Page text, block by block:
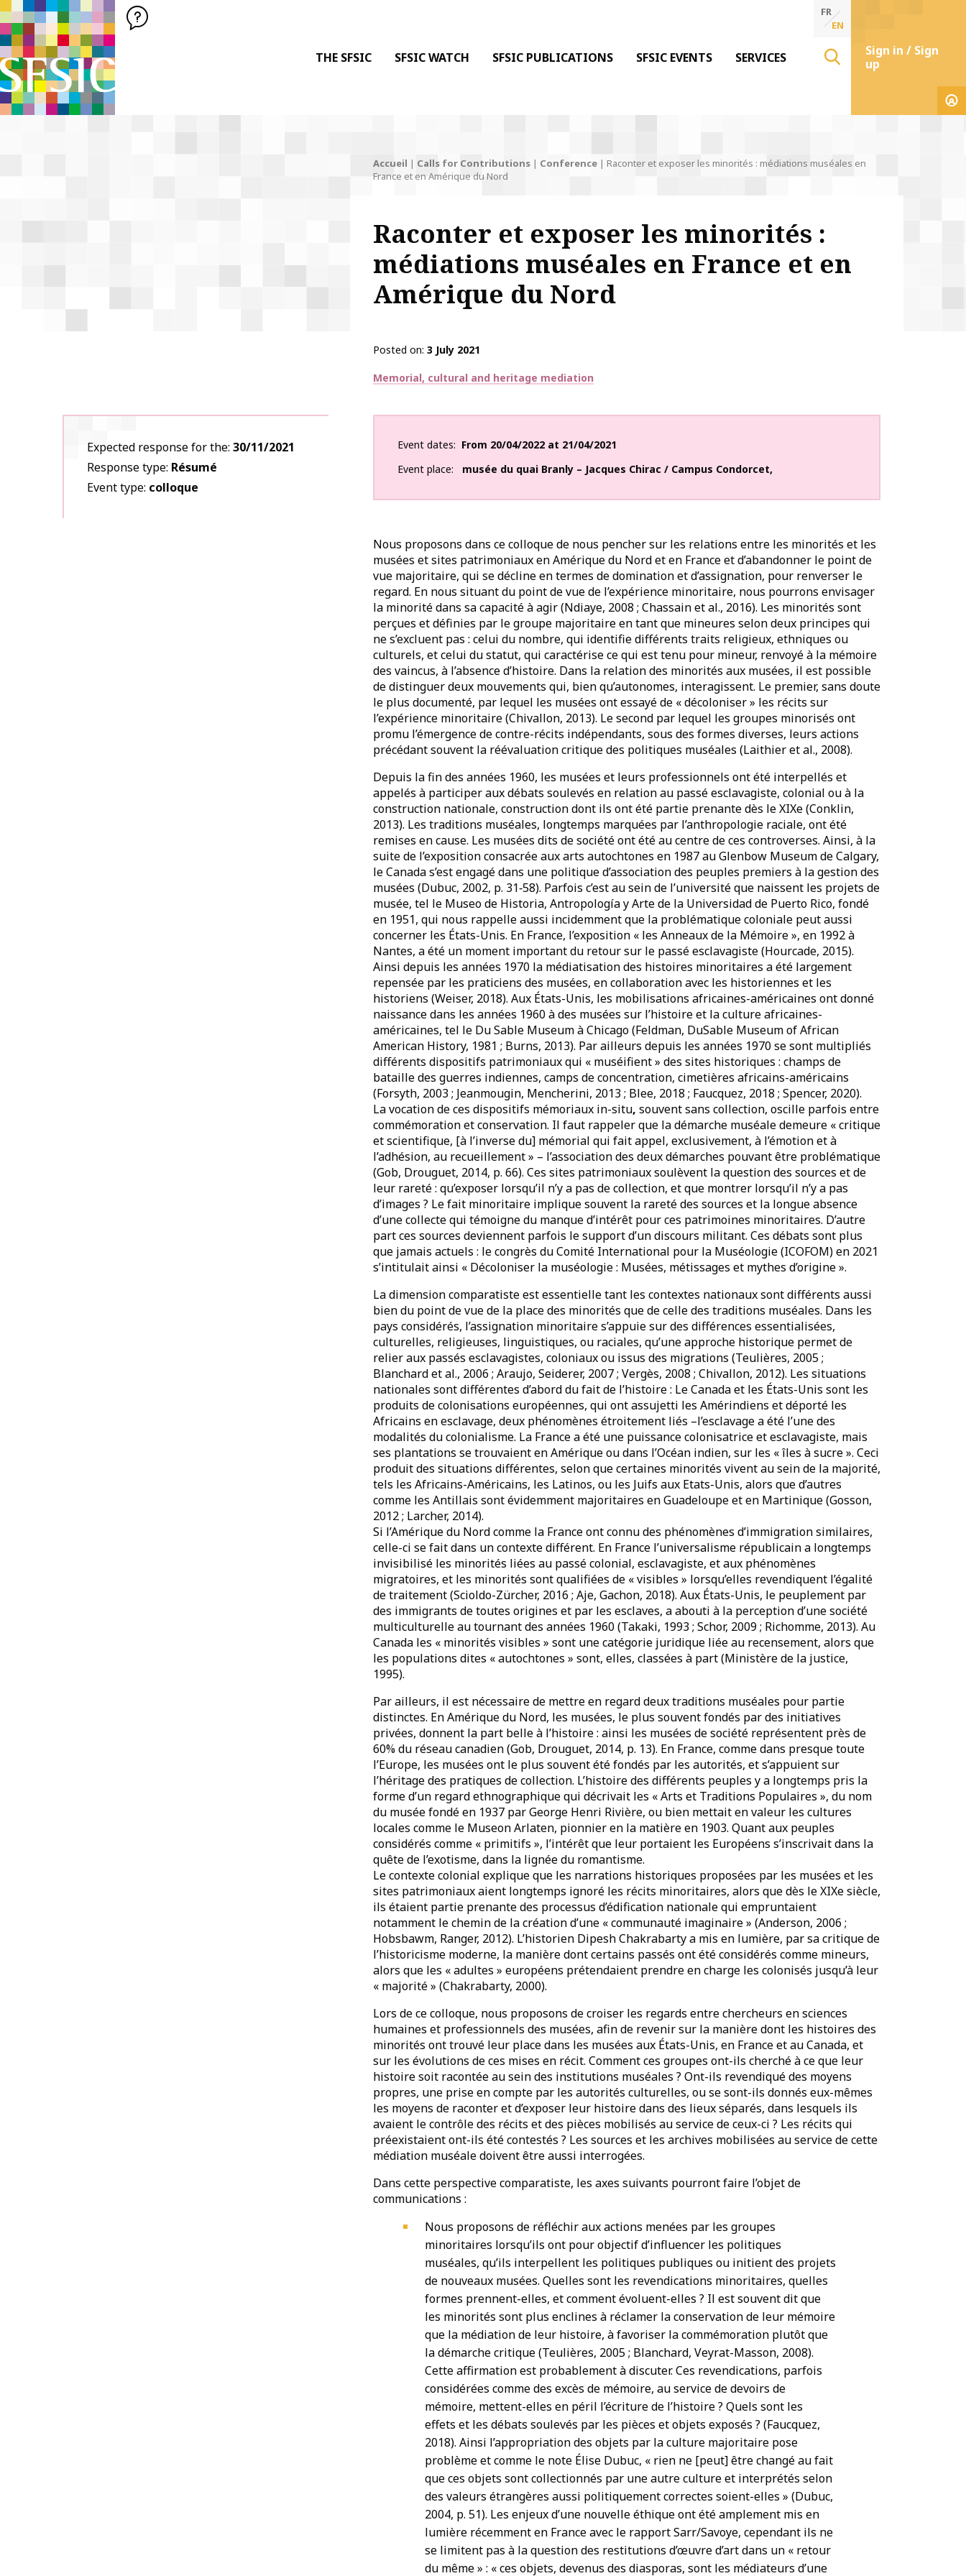
SFSIC SOCIÉTÉ FRANÇAISE DES SCIENCES DE L'INFORMATION & DE LA COMMUNICATION
Société Française des Sciences de l'Information & de la Communication
THE SFSIC SFSIC WATCH SFSIC PUBLICATIONS SFSIC EVENTS SERVICES
FR
EN
Sign in / Sign
up
Accueil | Calls for Contributions| Conference| Raconter et exposer les minorités : médiations muséales en
France et en Amérique du Nord
Raconter et exposer les minorités :
médiations muséales en France et en
Amérique du Nord
Posted on 3 July 2021
Thématiques
Memorial, cultural and heritage mediation
Expected response for the 30/11/2021
Response type Résumé
Event type colloque
Event dates From 20/04/2022 at 21/04/2021
Event place
musée du quai Branly – Jacques Chirac / Campus Condorcet,
Nous proposons dans ce colloque de nous pencher sur les relations entre les minorités et les
musées et sites patrimoniaux en Amérique du Nord et en France et d’abandonner le point de
vue majoritaire, qui se décline en termes de domination et d’assignation, pour renverser le
regard. En nous situant du point de vue de l’expérience minoritaire, nous pourrons envisager
la minorité dans sa capacité à agir (Ndiaye, 2008 ; Chassain et al., 2016). Les minorités sont
perçues et définies par le groupe majoritaire en tant que mineures selon deux principes qui
ne s’excluent pas : celui du nombre, qui identifie différents traits religieux, ethniques ou
culturels, et celui du statut, qui caractérise ce qui est tenu pour mineur, renvoyé à la mémoire
des vaincus, à l’absence d’histoire. Dans la relation des minorités aux musées, il est possible
de distinguer deux mouvements qui, bien qu’autonomes, interagissent. Le premier, sans doute
le plus documenté, par lequel les musées ont essayé de « décoloniser » les récits sur
l’expérience minoritaire (Chivallon, 2013). Le second par lequel les groupes minorisés ont
promu l’émergence de contre-récits indépendants, sous des formes diverses, leurs actions
précédant souvent la réévaluation critique des politiques muséales (Laithier et al., 2008).
Depuis la fin des années 1960, les musées et leurs professionnels ont été interpellés et
appelés à participer aux débats soulevés en relation au passé esclavagiste, colonial ou à la
construction nationale, construction dont ils ont été partie prenante dès le XIXe (Conklin,
2013). Les traditions muséales, longtemps marquées par l’anthropologie raciale, ont été
remises en cause. Les musées dits de société ont été au centre de ces controverses. Ainsi, à la
suite de l’exposition consacrée aux arts autochtones en 1987 au Glenbow Museum de Calgary,
le Canada s’est engagé dans une politique d’association des peuples premiers à la gestion des
musées (Dubuc, 2002, p. 31‑58). Parfois c’est au sein de l’université que naissent les projets de
musée, tel le Museo de Historia, Antropología y Arte de la Universidad de Puerto Rico, fondé
en 1951, qui nous rappelle aussi incidemment que la problématique coloniale peut aussi
concerner les États-Unis. En France, l’exposition « les Anneaux de la Mémoire », en 1992 à
Nantes, a été un moment important du retour sur le passé esclavagiste (Hourcade, 2015).
Ainsi depuis les années 1970 la médiatisation des histoires minoritaires a été largement
repensée par les praticiens des musées, en collaboration avec les historiennes et les
historiens (Weiser, 2018). Aux États-Unis, les mobilisations africaines-américaines ont donné
naissance dans les années 1960 à des musées sur l’histoire et la culture africaines-
américaines, tel le Du Sable Museum à Chicago (Feldman, DuSable Museum of African
American History, 1981 ; Burns, 2013). Par ailleurs depuis les années 1970 se sont multipliés
différents dispositifs patrimoniaux qui « muséifient » des sites historiques : champs de
bataille des guerres indiennes, camps de concentration, cimetières africains-américains
(Forsyth, 2003 ; Jeanmougin, Mencherini, 2013 ; Blee, 2018 ; Faucquez, 2018 ; Spencer, 2020).
La vocation de ces dispositifs mémoriaux in-situ, souvent sans collection, oscille parfois entre
commémoration et conservation. Il faut rappeler que la démarche muséale demeure « critique
et scientifique, [à l’inverse du] mémorial qui fait appel, exclusivement, à l’émotion et à
l’adhésion, au recueillement » – l’association des deux démarches pouvant être problématique
(Gob, Drouguet, 2014, p. 66). Ces sites patrimoniaux soulèvent la question des sources et de
leur rareté : qu’exposer lorsqu’il n’y a pas de collection, et que montrer lorsqu’il n’y a pas
d’images ? Le fait minoritaire implique souvent la rareté des sources et la longue absence
d’une collecte qui témoigne du manque d’intérêt pour ces patrimoines minoritaires. D’autre
part ces sources deviennent parfois le support d’un discours militant. Ces débats sont plus
que jamais actuels : le congrès du Comité International pour la Muséologie (ICOFOM) en 2021
s’intitulait ainsi « Décoloniser la muséologie : Musées, métissages et mythes d’origine ».
La dimension comparatiste est essentielle tant les contextes nationaux sont différents aussi
bien du point de vue de la place des minorités que de celle des traditions muséales. Dans les
pays considérés, l’assignation minoritaire s’appuie sur des différences essentialisées,
culturelles, religieuses, linguistiques, ou raciales, qu’une approche historique permet de
relier aux passés esclavagistes, coloniaux ou issus des migrations (Teulières, 2005 ;
Blanchard et al., 2006 ; Araujo, Seiderer, 2007 ; Vergès, 2008 ; Chivallon, 2012). Les situations
nationales sont différentes d’abord du fait de l’histoire : Le Canada et les États-Unis sont les
produits de colonisations européennes, qui ont assujetti les Amérindiens et déporté les
Africains en esclavage, deux phénomènes étroitement liés –l’esclavage a été l’une des
modalités du colonialisme. La France a été une puissance colonisatrice et esclavagiste, mais
ses plantations se trouvaient en Amérique ou dans l’Océan indien, sur les « îles à sucre ». Ceci
produit des situations différentes, selon que certaines minorités vivent au sein de la majorité,
tels les Africains-Américains, les Latinos, ou les Juifs aux Etats-Unis, alors que d’autres
comme les Antillais sont évidemment majoritaires en Guadeloupe et en Martinique (Gosson,
2012 ; Larcher, 2014).
Si l’Amérique du Nord comme la France ont connu des phénomènes d’immigration similaires,
celle-ci se fait dans un contexte différent. En France l’universalisme républicain a longtemps
invisibilisé les minorités liées au passé colonial, esclavagiste, et aux phénomènes
migratoires, et les minorités sont qualifiées de « visibles » lorsqu’elles revendiquent l’égalité
de traitement (Scioldo-Zürcher, 2016 ; Aje, Gachon, 2018). Aux États-Unis, le peuplement par
des immigrants de toutes origines et par les esclaves, a abouti à la perception d’une société
multiculturelle au tournant des années 1960 (Takaki, 1993 ; Schor, 2009 ; Richomme, 2013). Au
Canada les « minorités visibles » sont une catégorie juridique liée au recensement, alors que
les populations dites « autochtones » sont, elles, classées à part (Ministère de la justice,
1995).
Par ailleurs, il est nécessaire de mettre en regard deux traditions muséales pour partie
distinctes. En Amérique du Nord, les musées, le plus souvent fondés par des initiatives
privées, donnent la part belle à l’histoire : ainsi les musées de société représentent près de
60% du réseau canadien (Gob, Drouguet, 2014, p. 13). En France, comme dans presque toute
l’Europe, les musées ont le plus souvent été fondés par les autorités, et s’appuient sur
l’héritage des pratiques de collection. L’histoire des différents peuples y a longtemps pris la
forme d’un regard ethnographique qui décrivait les « Arts et Traditions Populaires », du nom
du musée fondé en 1937 par George Henri Rivière, ou bien mettait en valeur les cultures
locales comme le Museon Arlaten, pionnier en la matière en 1903. Quant aux peuples
considérés comme « primitifs », l’intérêt que leur portaient les Européens s’inscrivait dans la
quête de l’exotisme, dans la lignée du romantisme.
Le contexte colonial explique que les narrations historiques proposées par les musées et les
sites patrimoniaux aient longtemps ignoré les récits minoritaires, alors que dès le XIXe siècle,
ils étaient partie prenante des processus d’édification nationale qui empruntaient
notamment le chemin de la création d’une « communauté imaginaire » (Anderson, 2006 ;
Hobsbawm, Ranger, 2012). L’historien Dipesh Chakrabarty a mis en lumière, par sa critique de
l’historicisme moderne, la manière dont certains passés ont été considérés comme mineurs,
alors que les « adultes » européens prétendaient prendre en charge les colonisés jusqu’à leur
« majorité » (Chakrabarty, 2000).
Lors de ce colloque, nous proposons de croiser les regards entre chercheurs en sciences
humaines et professionnels des musées, afin de revenir sur la manière dont les histoires des
minorités ont trouvé leur place dans les musées aux États-Unis, en France et au Canada, et
sur les évolutions de ces mises en récit. Comment ces groupes ont-ils cherché à ce que leur
histoire soit racontée au sein des institutions muséales ? Ont-ils revendiqué des moyens
propres, une prise en compte par les autorités culturelles, ou se sont-ils donnés eux-mêmes
les moyens de raconter et d’exposer leur histoire dans des lieux séparés, dans lesquels ils
avaient le contrôle des récits et des pièces mobilisés au service de ceux-ci ? Les récits qui
préexistaient ont-ils été contestés ? Les sources et les archives mobilisées au service de cette
médiation muséale doivent être aussi interrogées.
Dans cette perspective comparatiste, les axes suivants pourront faire l’objet de
communications :
Nous proposons de réfléchir aux actions menées par les groupes
minoritaires lorsqu’ils ont pour objectif d’influencer les politiques
muséales, qu’ils interpellent les politiques publiques ou initient des projets
de nouveaux musées. Quelles sont les revendications minoritaires, quelles
formes prennent-elles, et comment évoluent-elles ? Il est souvent dit que
les minorités sont plus enclines à réclamer la conservation de leur mémoire
que la médiation de leur histoire, à favoriser la commémoration plutôt que
la démarche critique (Teulières, 2005 ; Blanchard, Veyrat-Masson, 2008).
Cette affirmation est probablement à discuter. Ces revendications, parfois
considérées comme des excès de mémoire, au service de devoirs de
mémoire, mettent-elles en péril l’écriture de l’histoire ? Quels sont les
effets et les débats soulevés par les pièces et objets exposés ? (Faucquez,
2018). Ainsi l’appropriation des objets par la culture majoritaire pose
problème et comme le note Élise Dubuc, « rien ne [peut] être changé au fait
que ces objets sont collectionnés par une autre culture et interprétés selon
des valeurs étrangères aussi politiquement correctes soient-elles » (Dubuc,
2004, p. 51). Les enjeux d’une nouvelle éthique ont été amplement mis en
lumière récemment en France avec le rapport Sarr/Savoye, cependant ils ne
se limitent pas à la question des restitutions d’œuvre d’art dans un « retour
du même » : « ces objets, devenus des diasporas, sont les médiateurs d’une